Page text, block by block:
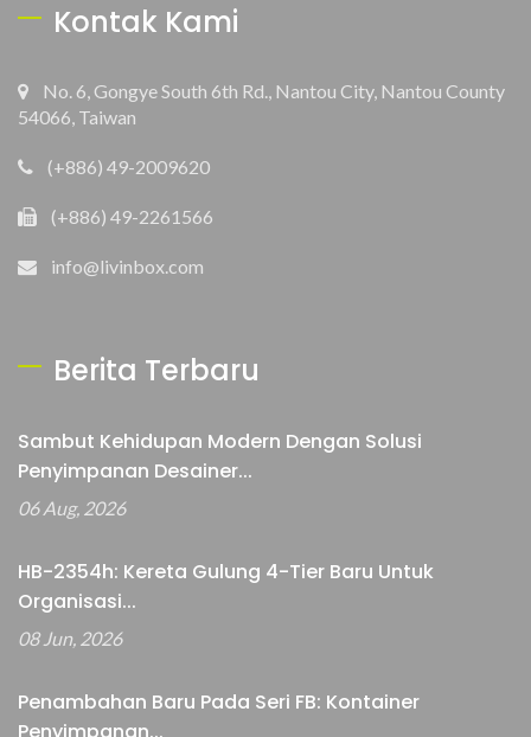
Kontak Kami
No. 6, Gongye South 6th Rd., Nantou City, Nantou County
54066, Taiwan
(+886) 49-2009620
(+886) 49-2261566
info@livinbox.com
Berita Terbaru
Sambut Kehidupan Modern Dengan Solusi
Penyimpanan Desainer...
06 Aug, 2026
HB-2354h: Kereta Gulung 4-Tier Baru Untuk
Organisasi...
08 Jun, 2026
Penambahan Baru Pada Seri FB: Kontainer
Penyimpanan...